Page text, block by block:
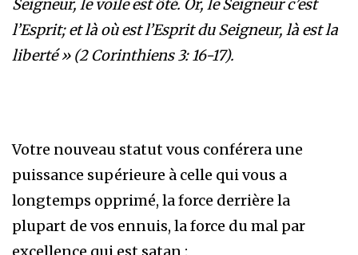
Seigneur, le voile est ôté. Or, le Seigneur c’est
l’Esprit; et là où est l’Esprit du Seigneur, là est la
liberté » (2 Corinthiens 3: 16-17).
Votre nouveau statut vous conférera une
puissance supérieure à celle qui vous a
longtemps opprimé, la force derrière la
plupart de vos ennuis, la force du mal par